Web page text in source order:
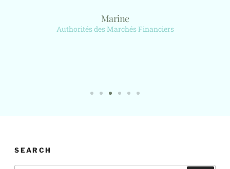
Marine
Authorités des Marchés Financiers
SEARCH